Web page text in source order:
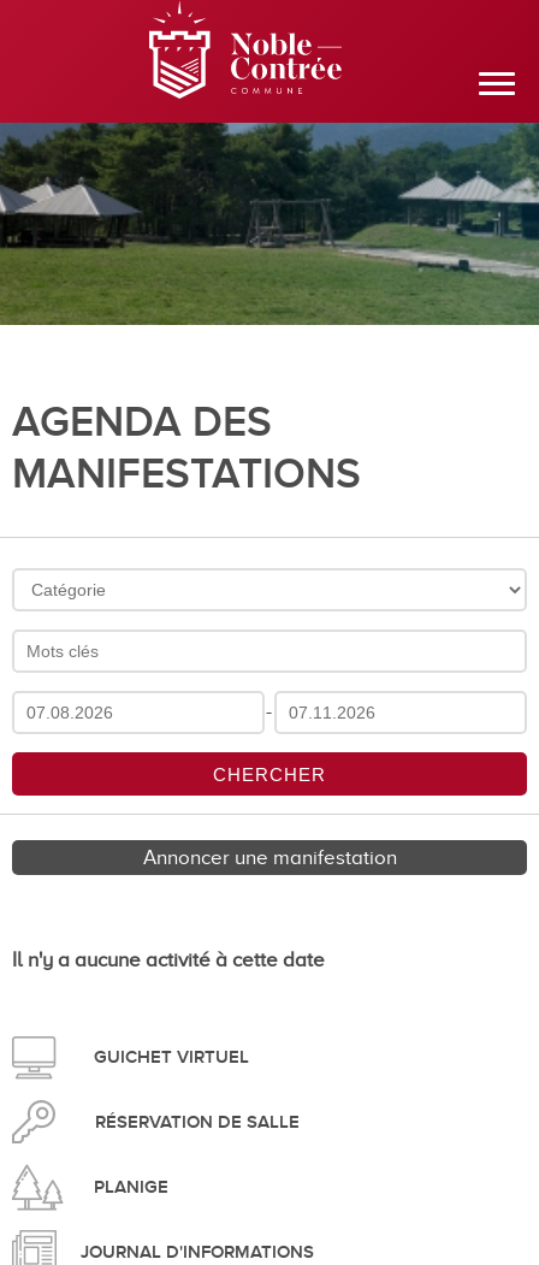
AGENDA DES
MANIFESTATIONS
-
Annoncer une manifestation
Il n'y a aucune activité à cette date
GUICHET VIRTUEL
RÉSERVATION DE SALLE
PLANIGE
JOURNAL D'INFORMATIONS